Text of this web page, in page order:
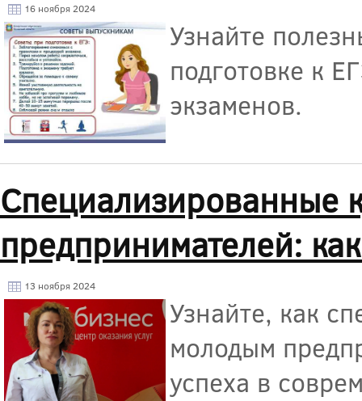
16 ноября 2024
Узнайте
подготовке к
экзаменов.
Специализированные
предпринимателей:
13 ноября 2024
Узнайте, как
молодым
успеха в